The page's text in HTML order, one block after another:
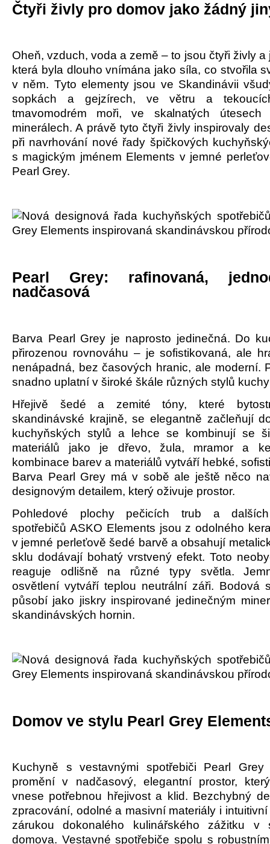
Čtyři živly pro domov jako žádný
Oheň, vzduch, voda a země – to jsou čtyři živly a
která byla dlouho vnímána jako síla, co stvořila
v něm. Tyto elementy jsou ve Skandinávii
sopkách a gejzírech, ve větru a
tmavomodrém moři, ve skalnatých útesech
minerálech. A právě tyto čtyři živly inspirovaly
při navrhování nové řady špičkových
s magickým jménem Elements v jemné
Pearl Grey.
Pearl Grey: rafinovaná,
nadčasová
Barva Pearl Grey je naprosto jedinečná. Do
přirozenou rovnováhu – je sofistikovaná, ale
nenápadná, bez časových hranic, ale moderní.
snadno uplatní v široké škále různých stylů
Hřejivě šedé a zemité tóny, které
skandinávské krajině, se elegantně začleňují
kuchyňských stylů a lehce se kombinují se
materiálů jako je dřevo, žula, mramor a
kombinace barev a materiálů vytváří hebké,
Barva Pearl Grey má v sobě ale ještě něco
designovým detailem, který oživuje prostor.
Pohledové plochy pečicích trub a dalších
spotřebičů ASKO Elements jsou z odolného
v jemné perleťově šedé barvě a obsahují
sklu dodávají bohatý vrstvený efekt. Toto
reaguje odlišně na různé typy světla.
osvětlení vytváří teplou neutrální záři. Bodová
působí jako jiskry inspirované jedinečným
skandinávských hornin.
Domov ve stylu Pearl Grey
Kuchyně s vestavnými spotřebiči Pearl Grey
promění v nadčasový, elegantní prostor,
vnese potřebnou hřejivost a klid. Bezchybný
zpracování, odolné a masivní materiály i
zárukou dokonalého kulinářského zážitku v
domova. Vestavné spotřebiče spolu s